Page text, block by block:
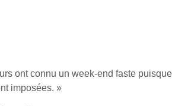
ont connu un week-end faste
imposées. »